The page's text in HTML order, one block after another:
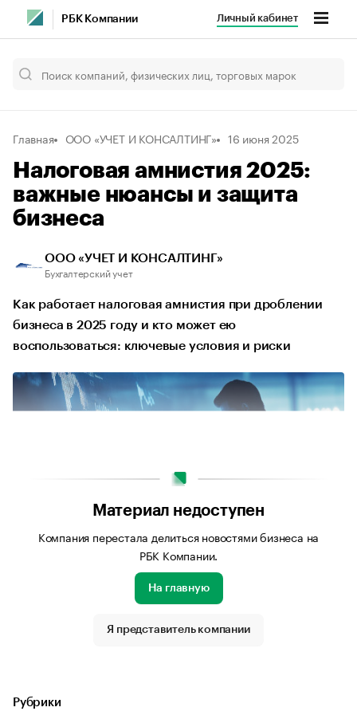
РБК Компании Личный кабинет
Главная ООО «УЧЕТ И КОНСАЛТИНГ» 16 июня 2025
Налоговая амнистия 2025:
важные нюансы и защита
бизнеса
ООО «УЧЕТ И КОНСАЛТИНГ»
Бухгалтерский учет
Как работает налоговая амнистия при дроблении
бизнеса в 2025 году и кто может ею
воспользоваться: ключевые условия и риски
Источник изображения: Сгенерировано нейросетью
Материал недоступен
Компания перестала делиться новостями бизнеса на
РБК Компании.
На главную
Я представитель компании
Рубрики